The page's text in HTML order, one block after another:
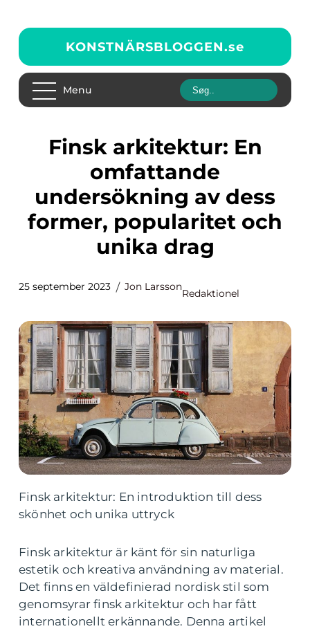
KONSTNÄRSBLOGGEN.se
Menu
Finsk arkitektur: En
omfattande
undersökning av dess
former, popularitet och
unika drag
25 september 2023 Jon Larsson
Redaktionel
Finsk arkitektur: En introduktion till dess
skönhet och unika uttryck
Finsk arkitektur är känt för sin naturliga
estetik och kreativa användning av material.
Det finns en väldefinierad nordisk stil som
genomsyrar finsk arkitektur och har fått
internationellt erkännande. Denna artikel